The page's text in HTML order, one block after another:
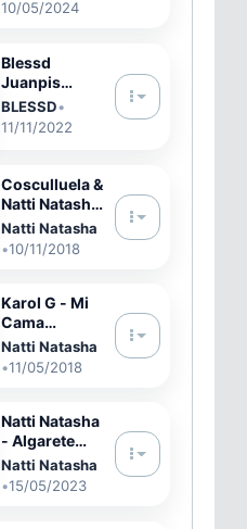
(Visualizer)
10/05/2024
Blessd
Juanpis
González
BLESSD•
11/11/2022
Cosculluela &
Natti Natasha
- Bonnie &
Clyde
Natti Natasha
•10/11/2018
Karol G - Mi
Cama
(Official
Video)
Natti Natasha
•11/05/2018
Natti Natasha
- Algarete
[Official
Video]
Natti Natasha
•15/05/2023